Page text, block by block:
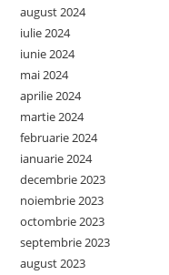
august 2024
iulie 2024
iunie 2024
mai 2024
aprilie 2024
martie 2024
februarie 2024
ianuarie 2024
decembrie 2023
noiembrie 2023
octombrie 2023
septembrie 2023
august 2023